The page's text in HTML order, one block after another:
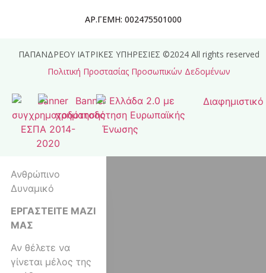
ΑΡ.ΓΕΜΗ: 002475501000
ΠΑΠΑΝΔΡΕΟΥ ΙΑΤΡΙΚΕΣ ΥΠΗΡΕΣΙΕΣ ©2024 All rights reserved
Πολιτική Προστασίας Προσωπικών Δεδομένων
Ανθρώπινο
Δυναμικό
ΕΡΓΑΣΤΕΙΤΕ ΜΑΖΙ
ΜΑΣ
Αν θέλετε να
γίνεται μέλος της